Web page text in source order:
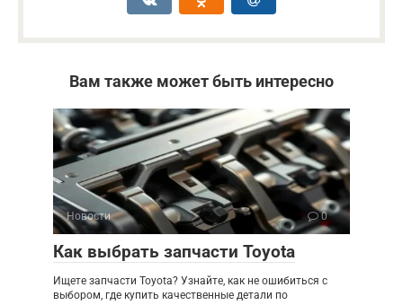
Вам также может быть интересно
Новости 0
Как выбрать запчасти Toyota
Ищете запчасти Toyota? Узнайте, как не ошибиться с
выбором, где купить качественные детали по